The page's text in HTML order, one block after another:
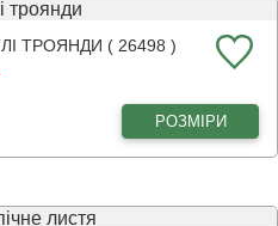
ТРОЯНДИ ( 26498 )
РОЗМІРИ